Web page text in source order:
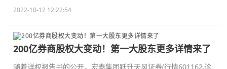
2022-10-12 12:22:54
200亿券商股权大变动！第一大股东更多详情来了
随着详权报告书的公开，宏泰集团跃升天风证券(行情601162,诊